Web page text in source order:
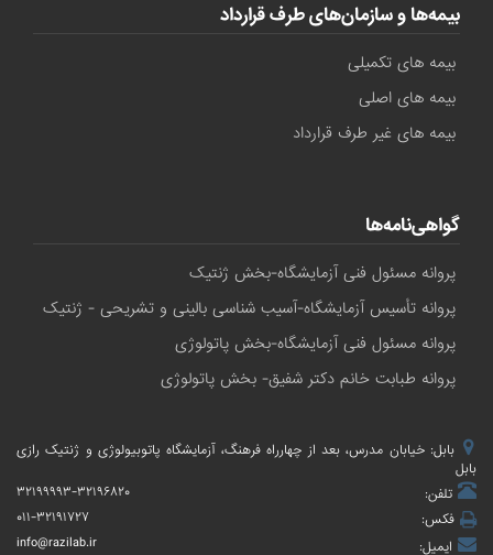
بیمه‌ها و سازمان‌های طرف قرارداد
بیمه های تکمیلی
بیمه های اصلی
بیمه های غیر طرف قرارداد
گواهی‌نامه‌ها
پروانه مسئول فنی آزمایشگاه-بخش ژنتیک
پروانه تأسیس آزمایشگاه-آسیب شناسی بالینی و تشریحی - ژنتیک
پروانه مسئول فنی آزمایشگاه-بخش پاتولوژی
پروانه طبابت خانم دکتر شفیق- بخش پاتولوژی
بابل: خیابان مدرس، بعد از چهارراه فرهنگ، آزمایشگاه پاتوبیولوژی و ژنتیک رازی
بابل
تلفن:
۳۲۱۹۹۹۹۳-۳۲۱۹۶۸۲۰
فکس:
۰۱۱-۳۲۱۹۱۷۲۷
ایمیل:
info@razilab.ir